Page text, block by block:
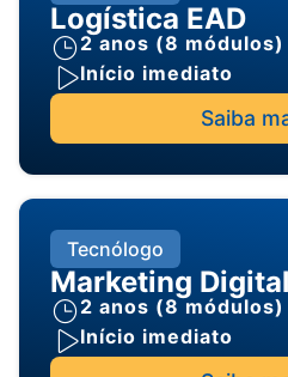
Logística EAD
2 anos (8 módulos)
Início imediato
Saiba
Tecnólogo
Marketing
2 anos (8 módulos)
Início imediato